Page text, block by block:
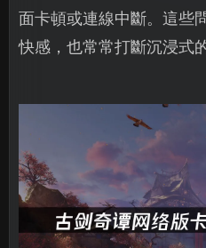
面卡頓或連線中斷。這些
快感，也常常打斷沉浸式